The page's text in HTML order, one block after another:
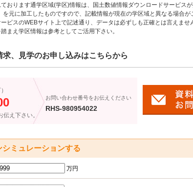
おります通学区域(学区)情報は、国土数値情報ダウンロードサービス
元に加工したものですので、記載情報が現在の学区域と異なる場合が
ビスのWEBサイト上で記述通り、データは必ずしも正確とは言えま
まえ学区情報は参考としてご活用下さい。
、見学のお申し込みはこちらから
伝え下さい。
お問い合わせ番号をお伝えください
RHS-980954022
シミュレーションする
万円